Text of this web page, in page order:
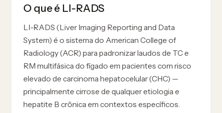
O que é LI-RADS
LI-RADS (Liver Imaging Reporting and Data
System) é o sistema do American College of
Radiology (ACR) para padronizar laudos de TC e
RM multifásica do fígado em pacientes com risco
elevado de carcinoma hepatocelular (CHC) —
principalmente cirrose de qualquer etiologia e
hepatite B crônica em contextos específicos.